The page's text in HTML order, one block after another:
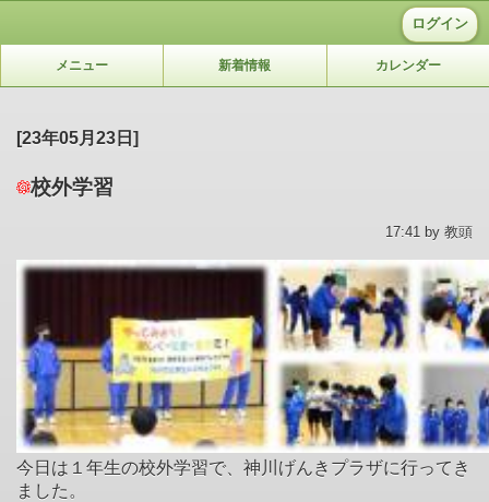
ログイン
メニュー 新着情報 カレンダー
[23年05月23日]
校外学習
17:41 by 教頭
今日は１年生の校外学習で、神川げんきプラザに行ってき
ました。